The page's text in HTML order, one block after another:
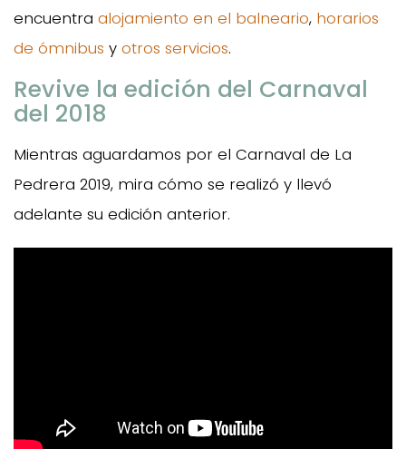
encuentra alojamiento en el balneario, horarios
de ómnibus y otros servicios.
Revive la edición del Carnaval
del 2018
Mientras aguardamos por el Carnaval de La
Pedrera 2019, mira cómo se realizó y llevó
adelante su edición anterior.